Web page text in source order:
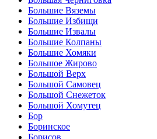
Большие Вяземы
Большие Избищи
Большие Извалы
Большие Колпаны
Большие Хомяки
Большое Жирово
Большой Верх
Большой Самовец
Большой Снежеток
Большой Хомутец
Бор
Боринское
Борисов